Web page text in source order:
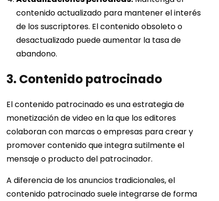
contenido actualizado para mantener el interés
de los suscriptores. El contenido obsoleto o
desactualizado puede aumentar la tasa de
abandono.
3. Contenido patrocinado
El contenido patrocinado es una estrategia de
monetización de video en la que los editores
colaboran con marcas o empresas para crear y
promover contenido que integra sutilmente el
mensaje o producto del patrocinador.
A diferencia de los anuncios tradicionales, el
contenido patrocinado suele integrarse de forma